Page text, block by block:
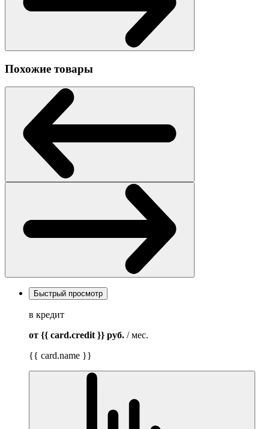
Похожие товары
Быстрый просмотр
в кредит
от {{ card.credit }} руб. / мес.
{{ card.name }}